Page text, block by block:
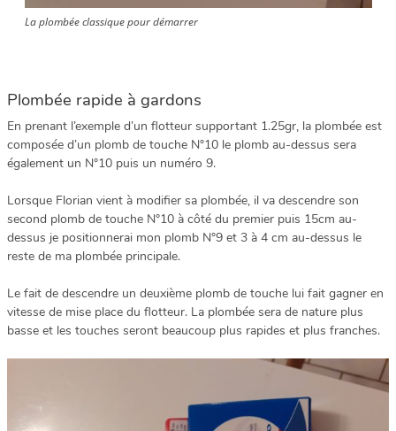
La plombée classique pour démarrer
Plombée rapide à gardons
En prenant l’exemple d’un flotteur supportant 1.25gr, la plombée est
composée d’un plomb de touche N°10 le plomb au-dessus sera
également un N°10 puis un numéro 9.
Lorsque Florian vient à modifier sa plombée, il va descendre son
second plomb de touche N°10 à côté du premier puis 15cm au-
dessus je positionnerai mon plomb N°9 et 3 à 4 cm au-dessus le
reste de ma plombée principale.
Le fait de descendre un deuxième plomb de touche lui fait gagner en
vitesse de mise place du flotteur. La plombée sera de nature plus
basse et les touches seront beaucoup plus rapides et plus franches.